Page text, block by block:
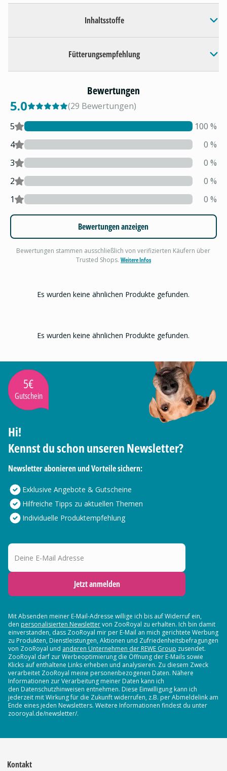
Inhaltsstoffe
Fütterungsempfehlung
Bewertungen
5.0 (29 Bewertungen)
5
100 %
4
0 %
3
0 %
2
0 %
1
0 %
Bewertungen anzeigen
Bewertungen stammen ausschließlich von verifizierten Käufern über
Trusted Shops. Weitere Infos
Es wurden keine ähnlichen Produkte gefunden.
Es wurden keine ähnlichen Produkte gefunden.
5€
Gutschein
Hi!
Kennst du schon unseren Newsletter?
Newsletter abonieren und Vorteile sichern:
Exklusive Angebote & Gutscheine
Hilfreiche Tipps zu aktuellen Themen
Individuelle Produktempfehlung
Deine E-Mail Adresse
Jetzt anmelden
Mit Absenden meiner E-Mail-Adresse willige ich bis auf Widerruf ein,
den personalisierten Newslettervon ZooRoyal zu erhalten. Ich bin damit
einverstanden, dass ZooRoyal mir per E-Mail an mich gerichtete Werbung
zu Produkten, Dienstleistungen, Aktionen und Zufriedenheitsbefragungen
von ZooRoyal und anderen Unternehmen der REWE Group zusendet.
ZooRoyal darf zur Werbeoptimierung die Öffnung der E-Mails sowie
Klicks auf enthaltene Links erheben und analysieren. Zu diesem Zweck
verarbeitet ZooRoyal meine personenbezogenen Daten. Nähere
Informationen zur Verarbeitung meiner Daten kann ich
den Datenschutzhinweisen entnehmen. Diese Einwilligung kann ich
jederzeit mit Wirkung für die Zukunft widerrufen, z.B. per Abmeldelink am
Ende eines jeden Newsletters. Weitere Informationen findest du unter
zooroyal.de/newsletter/.
Kontakt